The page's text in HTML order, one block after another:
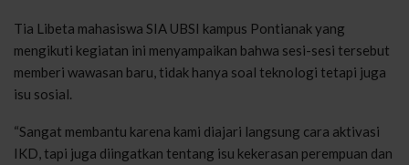
Tia Libeta mahasiswa SIA UBSI kampus Pontianak yang
mengikuti kegiatan ini menyampaikan bahwa sesi-sesi tersebut
memberi wawasan baru, tidak hanya soal teknologi tetapi juga
isu sosial.
“Sangat membantu karena kami diajari langsung cara aktivasi
IKD, tapi juga diingatkan tentang isu kekerasan perempuan dan